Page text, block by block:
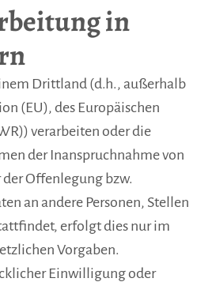
in
Drittland (d.h., außerhalb
(EU), des Europäischen
verarbeiten oder die
der Inanspruchnahme von
Offenlegung bzw.
an andere Personen, Stellen
erfolgt dies nur im
Vorgaben.
Einwilligung oder